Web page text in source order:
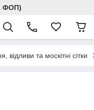
ФОП)
відливи та москітні сітки